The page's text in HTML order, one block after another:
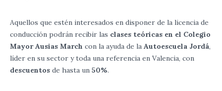
Aquellos que estén interesados en disponer de la licencia de
conducción podrán recibir las clases teóricas en el Colegio
Mayor Ausias March con la ayuda de la Autoescuela Jordá,
líder en su sector y toda una referencia en Valencia, con
descuentos de hasta un 50%.